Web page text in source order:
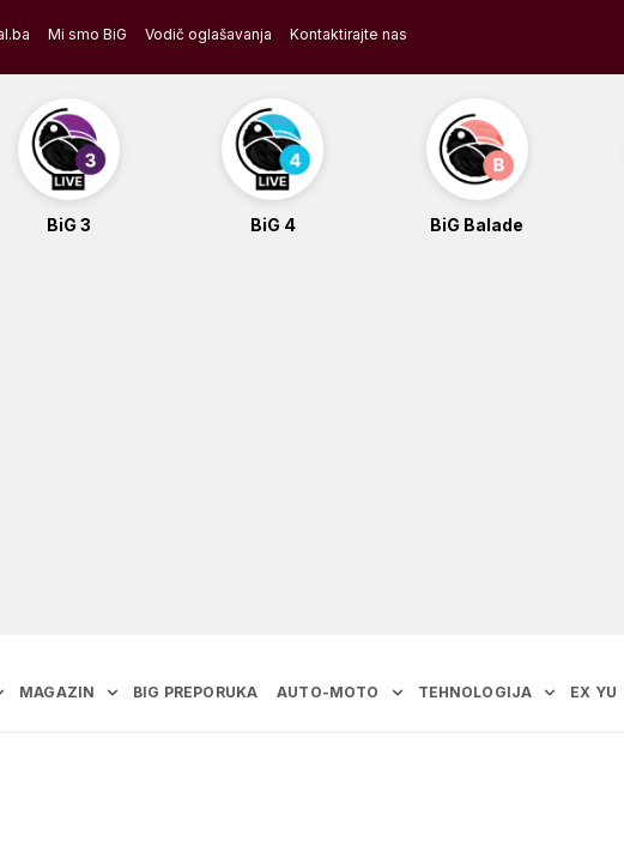
Mi smo BiG Vodič oglašavanja Kontaktirajte nas
BiG 3 BiG 4 BiG Balade
MAGAZIN BIG PREPORUKA AUTO-MOTO TEHNOLOGIJA EX YU